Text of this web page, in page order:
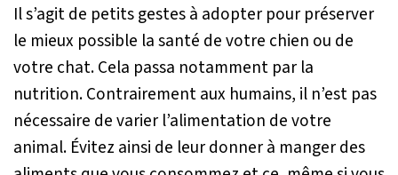
Il s’agit de petits gestes à adopter pour préserver
le mieux possible la santé de votre chien ou de
votre chat. Cela passa notamment par la
nutrition. Contrairement aux humains, il n’est pas
nécessaire de varier l’alimentation de votre
animal. Évitez ainsi de leur donner à manger des